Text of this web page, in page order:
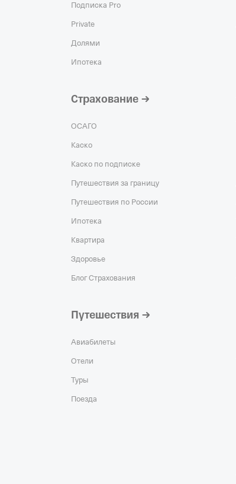
Подписка Pro
Private
Долями
Ипотека
Страхование
ОСАГО
Каско
Каско по подписке
Путешествия за границу
Путешествия по России
Ипотека
Квартира
Здоровье
Блог Страхования
Путешествия
Авиабилеты
Отели
Туры
Поезда